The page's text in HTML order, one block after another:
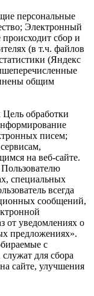
персональные
Электронный
сбор и
(в т.ч. файлов
(Яндекс
общим
обработки
писем;
на веб-сайте.
специальных
всегда
сообщений,
от уведомлениях о
предложениях».
с
для сбора
сайте, улучшения